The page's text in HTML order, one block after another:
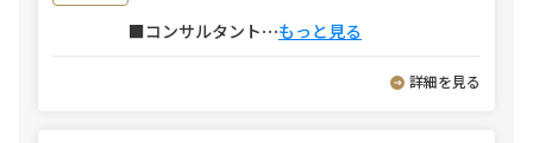
■コンサルタント⋯もっと見る
詳細を見る